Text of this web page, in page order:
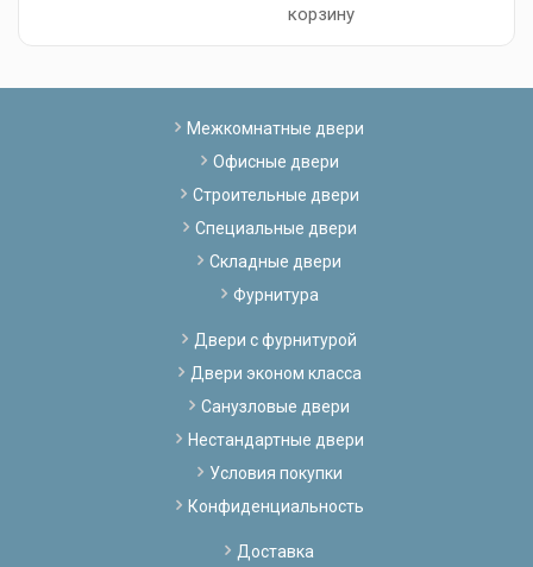
корзину
Межкомнатные двери
Офисные двери
Строительные двери
Специальные двери
Складные двери
Фурнитура
Двери с фурнитурой
Двери эконом класса
Санузловые двери
Нестандартные двери
Условия покупки
Конфиденциальность
Доставка